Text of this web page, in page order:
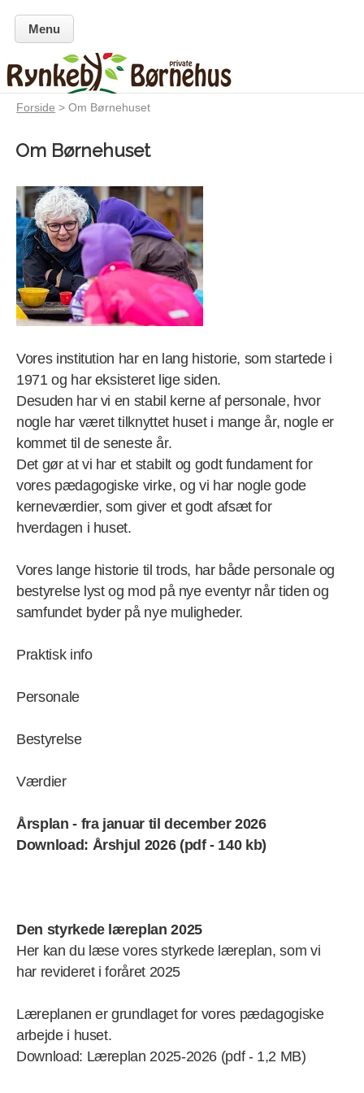
Menu
Forside > Om Børnehuset
Om Børnehuset
Vores institution har en lang historie, som startede i
1971 og har eksisteret lige siden.
Desuden har vi en stabil kerne af personale, hvor
nogle har været tilknyttet huset i mange år, nogle er
kommet til de seneste år.
Det gør at vi har et stabilt og godt fundament for
vores pædagogiske virke, og vi har nogle gode
kerneværdier, som giver et godt afsæt for
hverdagen i huset.
Vores lange historie til trods, har både personale og
bestyrelse lyst og mod på nye eventyr når tiden og
samfundet byder på nye muligheder.
Praktisk info
Personale
Bestyrelse
Værdier
Årsplan - fra januar til december 2026
Download: Årshjul 2026 (pdf - 140 kb)
Den styrkede læreplan 2025
Her kan du læse vores styrkede læreplan, som vi
har revideret i foråret 2025
Læreplanen er grundlaget for vores pædagogiske
arbejde i huset.
Download: Læreplan 2025-2026 (pdf - 1,2 MB)